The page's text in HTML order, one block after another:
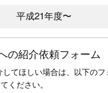
平成21年度〜
の紹介依頼フォーム
てほしい場合は、以下の
ください。